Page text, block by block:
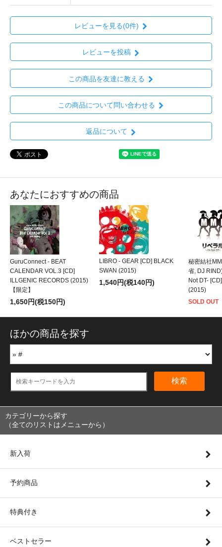
レビューを見る(0件)
レビューを投稿
この商品を友達に教える
この商品について問い合わせる
返品について
あなたにおすすめの商品
GuruConnect - BEAT
CALENDAR VOL.3 [CD]
ILLGENIC RECORDS (2015)
【限定】
1,650円(税150円)
LIBRO - GEAR [CD] BLACK
SWAN (2015)
1,540円(税140円)
秘密結社
省, DJ
Not DT-
(2015)
SOLD OUT
ほかの商品を探す
検索
カテゴリーから探す
（全てのリストはメニューから）
新入荷
予約商品
特典付き
ベストセラー